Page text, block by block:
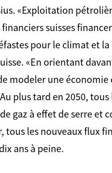
«Exploitation
suisses
pour le climat et
«En orientant
modeler une
plus tard en 2050,
gaz à effet de serre et
tous les nouveaux flux
ans à peine.